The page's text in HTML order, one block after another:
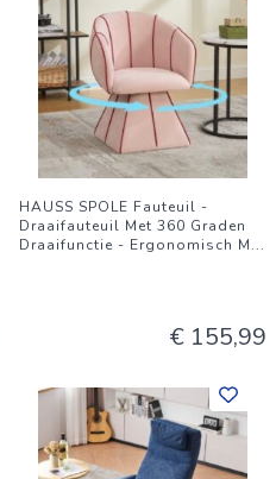
HAUSS SPOLE Fauteuil -
Draaifauteuil Met 360 Graden
Draaifunctie - Ergonomisch M...
€ 155,99